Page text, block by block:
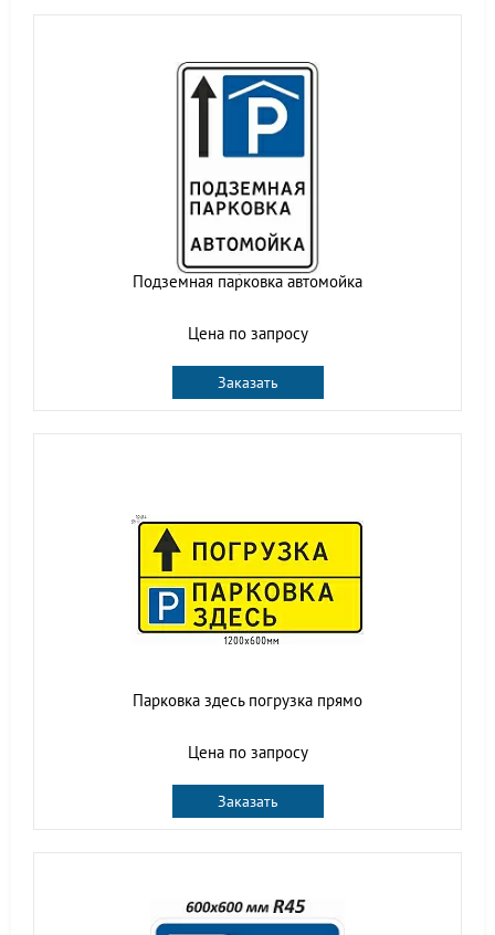
Подземная парковка автомойка
Цена по запросу
Заказать
Парковка здесь погрузка прямо
Цена по запросу
Заказать